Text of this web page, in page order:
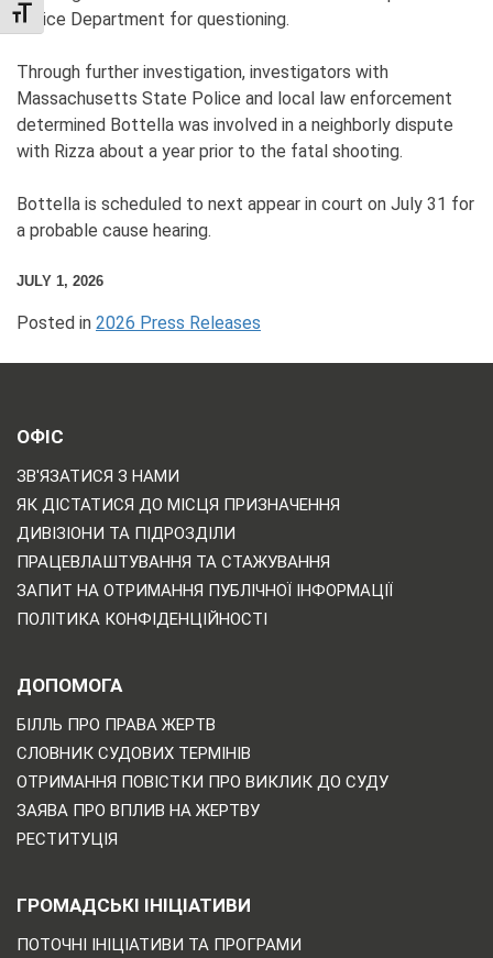
TOGGLE FONT SIZE
Police Department for questioning.
Through further investigation, investigators with
Massachusetts State Police and local law enforcement
determined Bottella was involved in a neighborly dispute
with Rizza about a year prior to the fatal shooting.
Bottella is scheduled to next appear in court on July 31 for
a probable cause hearing.
JULY 1, 2026
Posted in 2026 Press Releases
ОФІС
ЗВ'ЯЗАТИСЯ З НАМИ
ЯК ДІСТАТИСЯ ДО МІСЦЯ ПРИЗНАЧЕННЯ
ДИВІЗІОНИ ТА ПІДРОЗДІЛИ
ПРАЦЕВЛАШТУВАННЯ ТА СТАЖУВАННЯ
ЗАПИТ НА ОТРИМАННЯ ПУБЛІЧНОЇ ІНФОРМАЦІЇ
ПОЛІТИКА КОНФІДЕНЦІЙНОСТІ
ДОПОМОГА
БІЛЛЬ ПРО ПРАВА ЖЕРТВ
СЛОВНИК СУДОВИХ ТЕРМІНІВ
ОТРИМАННЯ ПОВІСТКИ ПРО ВИКЛИК ДО СУДУ
ЗАЯВА ПРО ВПЛИВ НА ЖЕРТВУ
РЕСТИТУЦІЯ
ГРОМАДСЬКІ ІНІЦІАТИВИ
ПОТОЧНІ ІНІЦІАТИВИ ТА ПРОГРАМИ